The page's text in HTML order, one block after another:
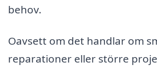
behov.
Oavsett om det handlar om
reparationer eller större